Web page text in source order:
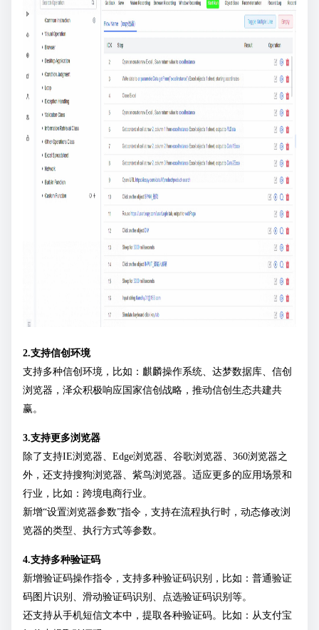
2.支持信创环境
支持多种信创环境，比如：麒麟操作系统、达梦数据库、信创
浏览器，泽众积极响应国家信创战略，推动信创生态共建共
赢。
3.支持更多浏览器
除了支持IE浏览器、Edge浏览器、谷歌浏览器、360浏览器之
外，还支持搜狗浏览器、紫鸟浏览器。适应更多的应用场景和
行业，比如：跨境电商行业。
新增“设置浏览器参数”指令，支持在流程执行时，动态修改浏
览器的类型、执行方式等参数。
4.支持多种验证码
新增验证码操作指令，支持多种验证码识别，比如：普通验证
码图片识别、滑动验证码识别、点选验证码识别等。
还支持从手机短信文本中，提取各种验证码。比如：从支付宝